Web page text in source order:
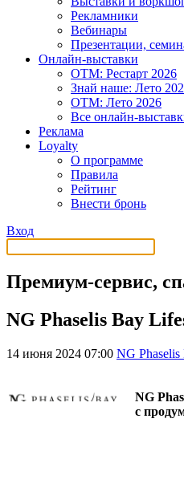
Рекламники
Вебинары
Презентации,
Онлайн-выставки
OTM: Рестарт 2026
Знай наше: Лето
OTM: Лето 2026
Все онлайн-
Реклама
Loyalty
О программе
Правила
Рейтинг
Внести бронь
Вход
Премиум-сервис,
NG Phaselis Bay
14 июня 2024 07:00 NG
NG
с